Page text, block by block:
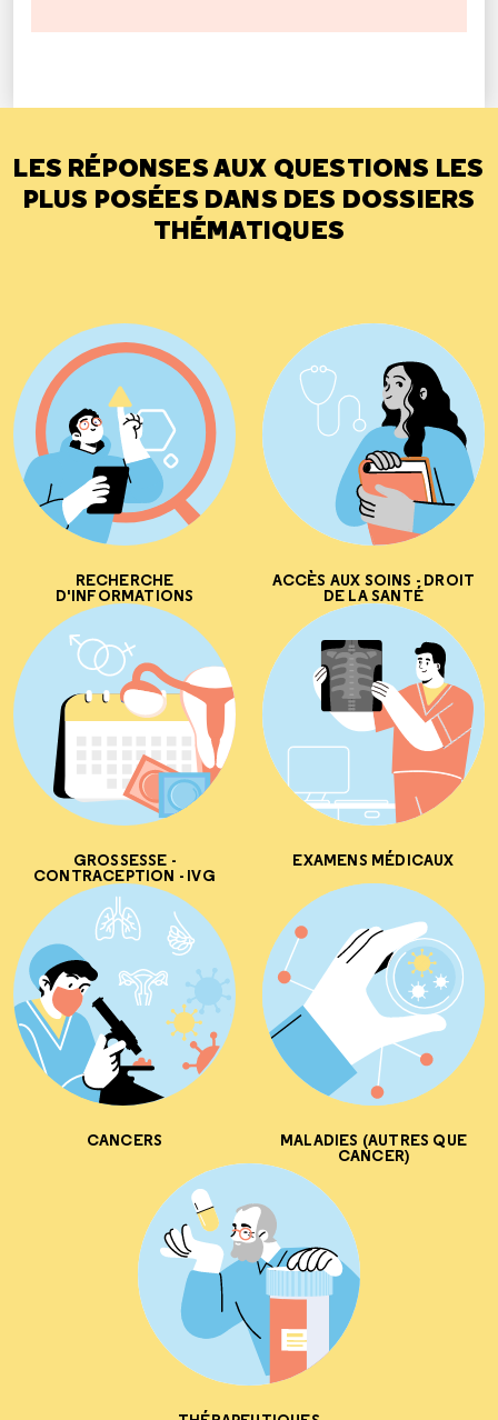
LES RÉPONSES AUX QUESTIONS LES
PLUS POSÉES DANS DES DOSSIERS
THÉMATIQUES
RECHERCHE
D'INFORMATIONS
ACCÈS AUX SOINS - DROIT
DE LA SANTÉ
GROSSESSE -
CONTRACEPTION - IVG
EXAMENS MÉDICAUX
CANCERS MALADIES (AUTRES QUE
CANCER)